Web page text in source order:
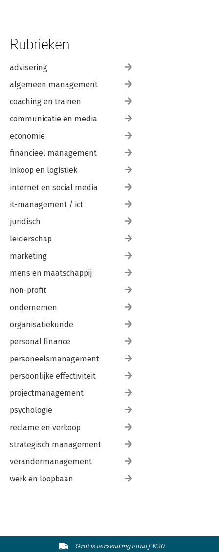
Rubrieken
advisering
algemeen management
coaching en trainen
communicatie en media
economie
financieel management
inkoop en logistiek
internet en social media
it-management / ict
juridisch
leiderschap
marketing
mens en maatschappij
non-profit
ondernemen
organisatiekunde
personal finance
personeelsmanagement
persoonlijke effectiviteit
projectmanagement
psychologie
reclame en verkoop
strategisch management
verandermanagement
werk en loopbaan
Gratis verzending vanaf €20